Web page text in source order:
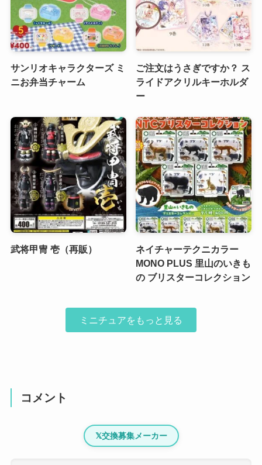
サンリオキャラクターズ ミ
ニお弁当チャーム
ご注文はうさぎですか？ ス
ライドアクリルキーホルダ
ー
武将甲冑 壱（再販）
ネイチャーテクニカラー
MONO PLUS 里山のいきも
の ブリスターコレクション
ミニチュアをもっと見る
コメント
𝕏交換募集メーカー